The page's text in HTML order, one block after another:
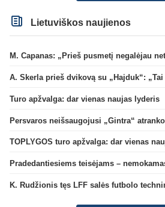
Lietuviškos naujienos
Turo apžvalga: dar vienas naujas lyderis
TOPLYGOS turo apžvalga: dar vienas